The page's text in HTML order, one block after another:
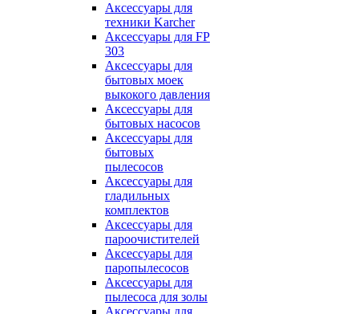
Аксессуары для
техники Karcher
Аксессуары для FP
303
Аксессуары для
бытовых моек
выкокого давления
Аксессуары для
бытовых насосов
Аксессуары для
бытовых
пылесосов
Аксессуары для
гладильных
комплектов
Аксессуары для
пароочистителей
Аксессуары для
паропылесосов
Аксессуары для
пылесоса для золы
Аксессуары для